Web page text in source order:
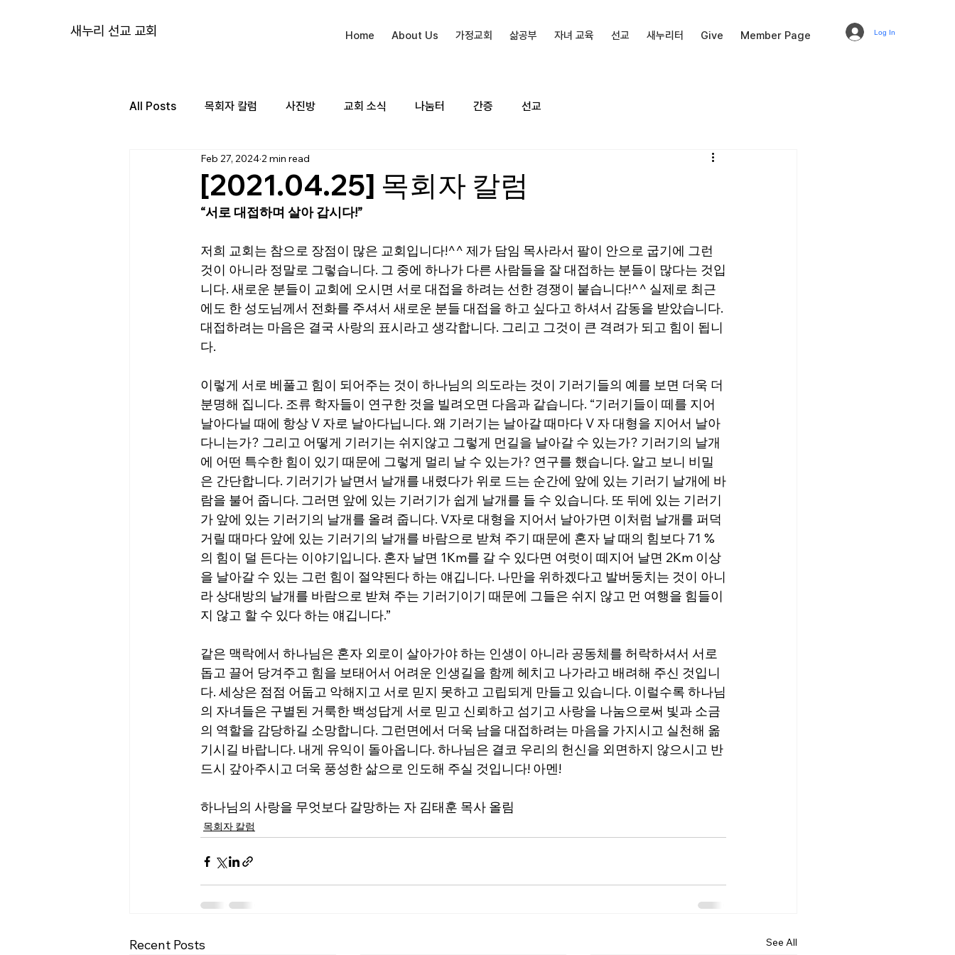
새누리 선교 교회 Home About Us 가정교회 삶공부 자녀 교육 선교 새누리터 Give Member Page Log In
All Posts 목회자 칼럼 사진방 교회 소식 나눔터 간증 선교
[2021.04.25] 목회자 칼럼
Feb 27, 2024 2 min read
“서로 대접하며 살아 갑시다!”
저희 교회는 참으로 장점이 많은 교회입니다!^^ 제가 담임 목사라서 팔이 안으로 굽기에 그런
것이 아니라 정말로 그렇습니다. 그 중에 하나가 다른 사람들을 잘 대접하는 분들이 많다는 것입
니다. 새로운 분들이 교회에 오시면 서로 대접을 하려는 선한 경쟁이 붙습니다!^^ 실제로 최근
에도 한 성도님께서 전화를 주셔서 새로운 분들 대접을 하고 싶다고 하셔서 감동을 받았습니다.
대접하려는 마음은 결국 사랑의 표시라고 생각합니다. 그리고 그것이 큰 격려가 되고 힘이 됩니
다.
이렇게 서로 베풀고 힘이 되어주는 것이 하나님의 의도라는 것이 기러기들의 예를 보면 더욱 더
분명해 집니다. 조류 학자들이 연구한 것을 빌려오면 다음과 같습니다. “기러기들이 떼를 지어
날아다닐 때에 항상 V 자로 날아다닙니다. 왜 기러기는 날아갈 때마다 V 자 대형을 지어서 날아
다니는가? 그리고 어떻게 기러기는 쉬지않고 그렇게 먼길을 날아갈 수 있는가? 기러기의 날개
에 어떤 특수한 힘이 있기 때문에 그렇게 멀리 날 수 있는가? 연구를 했습니다. 알고 보니 비밀
은 간단합니다. 기러기가 날면서 날개를 내렸다가 위로 드는 순간에 앞에 있는 기러기 날개에 바
람을 불어 줍니다. 그러면 앞에 있는 기러기가 쉽게 날개를 들 수 있습니다. 또 뒤에 있는 기러기
가 앞에 있는 기러기의 날개를 올려 줍니다. V자로 대형을 지어서 날아가면 이처럼 날개를 퍼덕
거릴 때마다 앞에 있는 기러기의 날개를 바람으로 받쳐 주기 때문에 혼자 날 때의 힘보다 71 %
의 힘이 덜 든다는 이야기입니다. 혼자 날면 1Km를 갈 수 있다면 여럿이 떼지어 날면 2Km 이상
을 날아갈 수 있는 그런 힘이 절약된다 하는 얘깁니다. 나만을 위하겠다고 발버둥치는 것이 아니
라 상대방의 날개를 바람으로 받쳐 주는 기러기이기 때문에 그들은 쉬지 않고 먼 여행을 힘들이
지 않고 할 수 있다 하는 얘깁니다.”
같은 맥락에서 하나님은 혼자 외로이 살아가야 하는 인생이 아니라 공동체를 허락하셔서 서로
돕고 끌어 당겨주고 힘을 보태어서 어려운 인생길을 함께 헤치고 나가라고 배려해 주신 것입니
다. 세상은 점점 어둡고 악해지고 서로 믿지 못하고 고립되게 만들고 있습니다. 이럴수록 하나님
의 자녀들은 구별된 거룩한 백성답게 서로 믿고 신뢰하고 섬기고 사랑을 나눔으로써 빛과 소금
의 역할을 감당하길 소망합니다. 그런면에서 더욱 남을 대접하려는 마음을 가지시고 실천해 옮
기시길 바랍니다. 내게 유익이 돌아옵니다. 하나님은 결코 우리의 헌신을 외면하지 않으시고 반
드시 갚아주시고 더욱 풍성한 삶으로 인도해 주실 것입니다! 아멘!
하나님의 사랑을 무엇보다 갈망하는 자 김태훈 목사 올림
목회자 칼럼
Recent Posts See All